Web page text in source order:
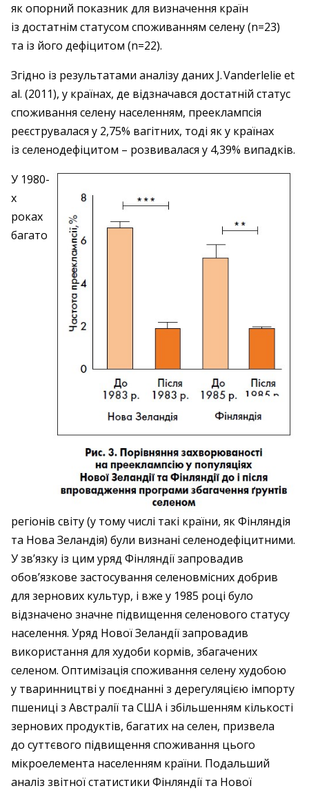
як опорний показник для визначення країн
із достатнім статусом споживанням селену (n=23)
та із його дефіцитом (n=22).
Згідно із результатами аналізу даних J. Vanderlelie et
al. (2011), у країнах, де відзначався достатній статус
споживання селену населенням, преекламп­сія
реєструвалася у 2,75% вагітних, тоді як у країнах
із селенодефіцитом – ​розвивалася у 4,39% випадків.
У 1980-
х
роках
багато
регіонів світу (у тому числі такі країни, як Фінляндія
та Нова Зеландія) були визнані селенодефіцитними.
У зв’язку із цим уряд Фінляндії запровадив
обов’язкове застосування селеновмісних добрив
для зернових культур, і вже у 1985 році було
відзначено значне підвищення селенового статусу
населення. Уряд Нової Зеландії запровадив
використання для худоби кормів, збагачених
селеном. Оптимізація споживання селену худобою
у тваринництві у поєднанні з дерегуляцією імпорту
пшениці з Австралії та США і збільшенням кількості
зернових продуктів, багатих на селен, призвела
до суттєвого підвищення споживання цього
мікроелемента населенням країни. Подальший
аналіз звітної статистики Фінляндії та Нової